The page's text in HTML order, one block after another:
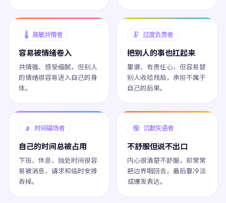
🌡️ 高敏共情者
容易被情绪卷入
共情强、感受细腻，但别人
的情绪很容易进入自己的身
体。
🗜️ 过度负责者
把别人的事也扛起来
靠谱、有责任心，但容易替
别人收拾残局，承担不属于
自己的后果。
📡 时间磁场者
自己的时间总被占用
下班、休息、独处时间很容
易被消息、请求和临时安排
吞掉。
🔇 沉默失语者
不舒服但说不出口
内心很清楚不舒服，却常常
把边界咽回去，最后靠冷淡
或爆发表达。